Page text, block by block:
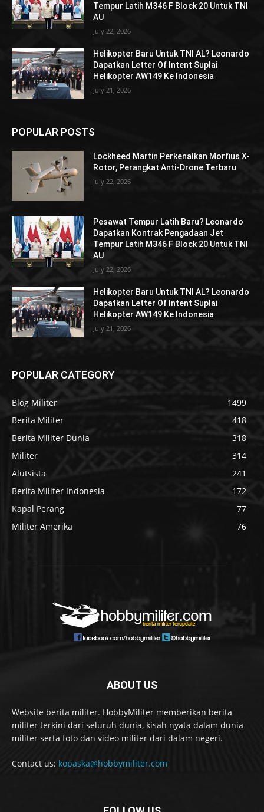
Tempur Latih M346 F Block 20 Untuk TNI
AU
July 22, 2026
Helikopter Baru Untuk TNI AL? Leonardo
Dapatkan Letter Of Intent Suplai
Helikopter AW149 Ke Indonesia
July 21, 2026
POPULAR POSTS
Lockheed Martin Perkenalkan Morfius X-
Rotor, Perangkat Anti-Drone Terbaru
July 22, 2026
Pesawat Tempur Latih Baru? Leonardo
Dapatkan Kontrak Pengadaan Jet
Tempur Latih M346 F Block 20 Untuk TNI
AU
July 22, 2026
Helikopter Baru Untuk TNI AL? Leonardo
Dapatkan Letter Of Intent Suplai
Helikopter AW149 Ke Indonesia
July 21, 2026
POPULAR CATEGORY
Blog Militer
1499
Berita Militer
418
Berita Militer Dunia
318
Militer
314
Alutsista
241
Berita Militer Indonesia
172
Kapal Perang
77
Militer Amerika
76
ABOUT US
Website berita militer. HobbyMiliter memberikan berita
militer terkini dari seluruh dunia, kisah nyata dalam dunia
militer serta foto dan video militer dari dalam negeri.
Contact us: kopaska@hobbymiliter.com